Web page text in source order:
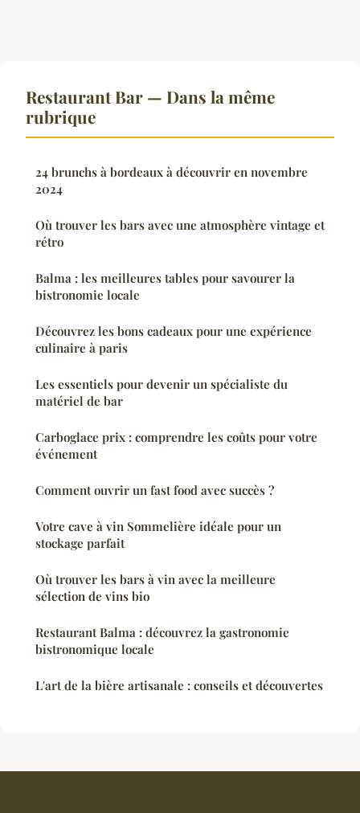
Restaurant Bar — Dans la même
rubrique
24 brunchs à bordeaux à découvrir en novembre
2024
Où trouver les bars avec une atmosphère vintage et
rétro
Balma : les meilleures tables pour savourer la
bistronomie locale
Découvrez les bons cadeaux pour une expérience
culinaire à paris
Les essentiels pour devenir un spécialiste du
matériel de bar
Carboglace prix : comprendre les coûts pour votre
événement
Comment ouvrir un fast food avec succès ?
Votre cave à vin Sommelière idéale pour un
stockage parfait
Où trouver les bars à vin avec la meilleure
sélection de vins bio
Restaurant Balma : découvrez la gastronomie
bistronomique locale
L'art de la bière artisanale : conseils et découvertes